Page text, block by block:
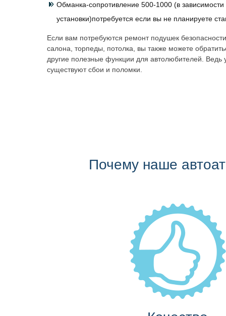
Обманка-сопротивление 500-1000 (в зависимости
установки)потребуется если вы не планируете
Если вам потребуются ремонт подушек
салона, торпеды, потолка, вы также можете
другие полезные функции для автолюбителей. Ведь
существуют сбои и поломки.
Почему наше